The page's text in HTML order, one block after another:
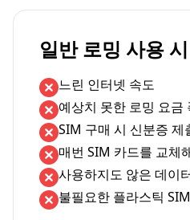
일반 로밍 사용 시
느린 인터넷 속도
예상치 못한 로밍 요금
SIM 구매 시 신분증 제
매번 SIM 카드를 교체
사용하지도 않은 데이
불필요한 플라스틱